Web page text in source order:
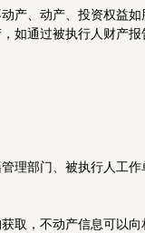
产、动产、投资权益
如通过被执行人财产
理部门、被执行人工
取，不动产信息可以